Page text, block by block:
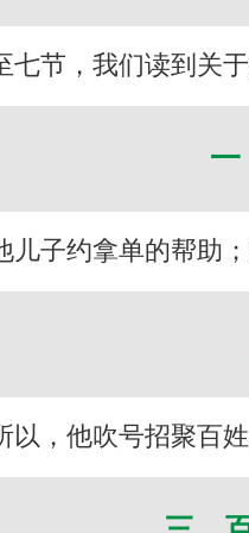
七节，我们读到
儿子约拿单的帮助
以，他吹号招聚